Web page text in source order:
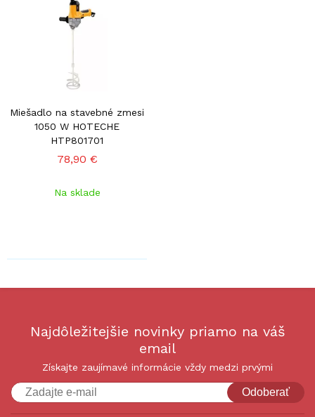
Miešadlo na stavebné zmesi
1050 W HOTECHE
HTP801701
78,90 €
Na sklade
Najdôležitejšie novinky priamo na váš
email
Získajte zaujímavé informácie vždy medzi prvými
Odoberať